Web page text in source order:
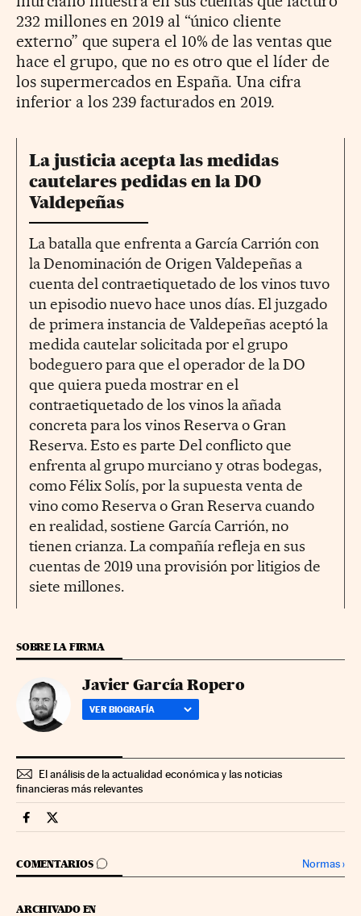
232 millones en 2019 al “único cliente
externo” que supera el 10% de las ventas que
hace el grupo, que no es otro que el líder de
los supermercados en España. Una cifra
inferior a los 239 facturados en 2019.
La justicia acepta las medidas
cautelares pedidas en la DO
Valdepeñas
La batalla que enfrenta a García Carrión con
la Denominación de Origen Valdepeñas a
cuenta del contraetiquetado de los vinos tuvo
un episodio nuevo hace unos días. El juzgado
de primera instancia de Valdepeñas aceptó la
medida cautelar solicitada por el grupo
bodeguero para que el operador de la DO
que quiera pueda mostrar en el
contraetiquetado de los vinos la añada
concreta para los vinos Reserva o Gran
Reserva. Esto es parte Del conflicto que
enfrenta al grupo murciano y otras bodegas,
como Félix Solís, por la supuesta venta de
vino como Reserva o Gran Reserva cuando
en realidad, sostiene García Carrión, no
tienen crianza. La compañía refleja en sus
cuentas de 2019 una provisión por litigios de
siete millones.
SOBRE LA FIRMA
Javier García Ropero
VER BIOGRAFÍA
El análisis de la actualidad económica y las noticias
financieras más relevantes
Companias Cinco Días en Facebook
Companias Cinco Días en Twitter
COMENTARIOS
IR A LOS COMENTARIOS Normas›
ARCHIVADO EN